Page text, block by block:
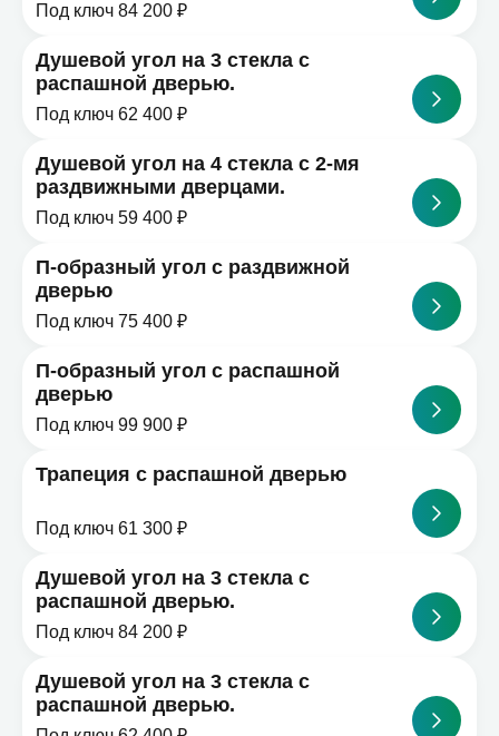
Под ключ 84 200 ₽
Душевой угол на 3 стекла с
распашной дверью.
Под ключ 62 400 ₽
Душевой угол на 4 стекла с 2-мя
раздвижными дверцами.
Под ключ 59 400 ₽
П-образный угол с раздвижной
дверью
Под ключ 75 400 ₽
П-образный угол с распашной
дверью
Под ключ 99 900 ₽
Трапеция с распашной дверью
Под ключ 61 300 ₽
Душевой угол на 3 стекла с
распашной дверью.
Под ключ 84 200 ₽
Душевой угол на 3 стекла с
распашной дверью.